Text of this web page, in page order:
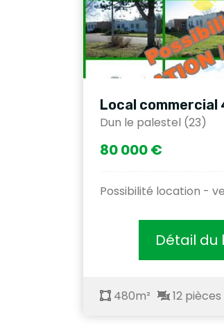
Local commercial
Dun le palestel (23)
80 000 €
Possibilité location -
Détail du
480m² 12 pièces